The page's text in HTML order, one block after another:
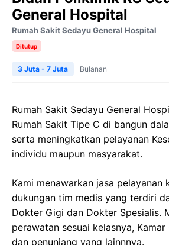
General Hospital
Rumah Sakit Sedayu General Hospital
Ditutup
3 Juta - 7 Juta Bulanan
Rumah Sakit Sedayu General
Rumah Sakit Tipe C di bangun
serta meningkatkan pelayanan
individu maupun masyarakat.
Kami menawarkan jasa pelayanan
dukungan tim medis yang terdiri
Dokter Gigi dan Dokter Spesialis.
perawatan sesuai kelasnya,
dan penunjang yang lainnnya.